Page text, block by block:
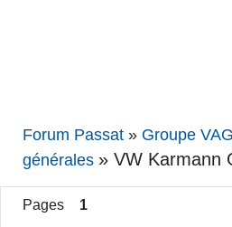
Forum Passat » Groupe
générales »VW Karmann
Pages 1